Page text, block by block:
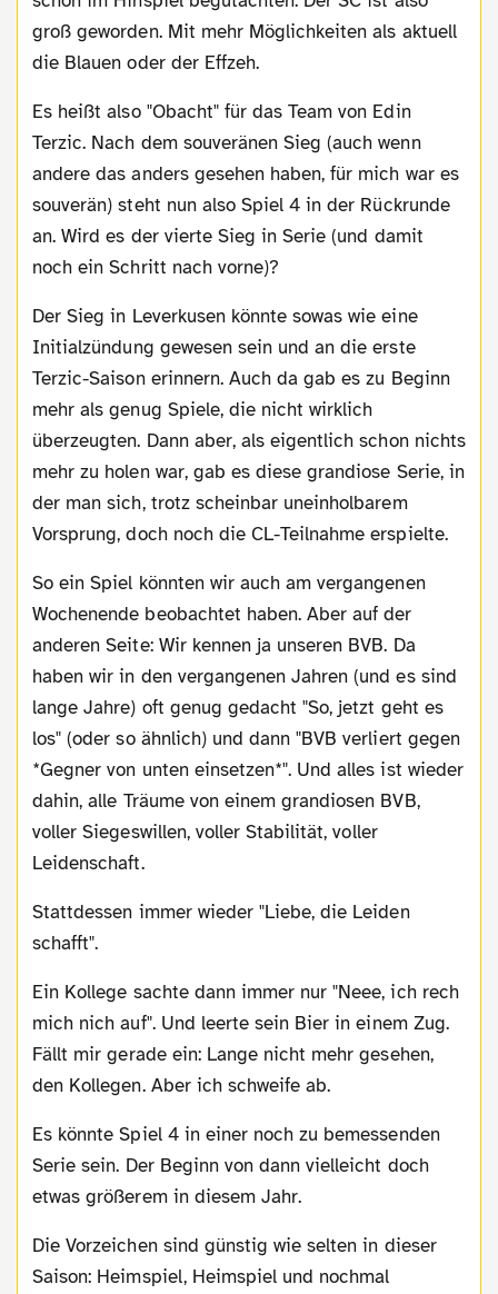
groß geworden. Mit mehr Möglichkeiten als aktuell
die Blauen oder der Effzeh.
Es heißt also "Obacht" für das Team von Edin
Terzic. Nach dem souveränen Sieg (auch wenn
andere das anders gesehen haben, für mich war es
souverän) steht nun also Spiel 4 in der Rückrunde
an. Wird es der vierte Sieg in Serie (und damit
noch ein Schritt nach vorne)?
Der Sieg in Leverkusen könnte sowas wie eine
Initialzündung gewesen sein und an die erste
Terzic-Saison erinnern. Auch da gab es zu Beginn
mehr als genug Spiele, die nicht wirklich
überzeugten. Dann aber, als eigentlich schon nichts
mehr zu holen war, gab es diese grandiose Serie, in
der man sich, trotz scheinbar uneinholbarem
Vorsprung, doch noch die CL-Teilnahme erspielte.
So ein Spiel könnten wir auch am vergangenen
Wochenende beobachtet haben. Aber auf der
anderen Seite: Wir kennen ja unseren BVB. Da
haben wir in den vergangenen Jahren (und es sind
lange Jahre) oft genug gedacht "So, jetzt geht es
los" (oder so ähnlich) und dann "BVB verliert gegen
*Gegner von unten einsetzen*". Und alles ist wieder
dahin, alle Träume von einem grandiosen BVB,
voller Siegeswillen, voller Stabilität, voller
Leidenschaft.
Stattdessen immer wieder "Liebe, die Leiden
schafft".
Ein Kollege sachte dann immer nur "Neee, ich rech
mich nich auf". Und leerte sein Bier in einem Zug.
Fällt mir gerade ein: Lange nicht mehr gesehen,
den Kollegen. Aber ich schweife ab.
Es könnte Spiel 4 in einer noch zu bemessenden
Serie sein. Der Beginn von dann vielleicht doch
etwas größerem in diesem Jahr.
Die Vorzeichen sind günstig wie selten in dieser
Saison: Heimspiel, Heimspiel und nochmal